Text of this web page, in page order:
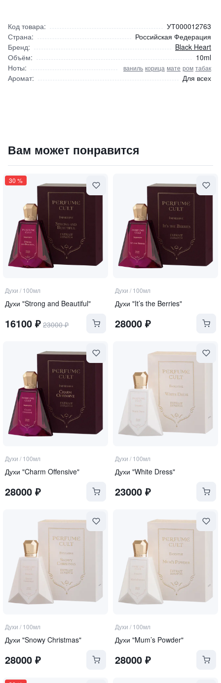
Код товара:
УТ000012763
Страна:
Российская Федерация
Бренд:
Black Heart
Объём:
10ml
Ноты:
ваниль корица мате ром табак
Аромат: Для всех
2400₽9 840 ₽
Вам может понравится
30 %
Духи / 100мл
Духи "Strong and Beautiful"
16100 ₽ 23000₽
Духи / 100мл
Духи "It’s the Berries"
28000₽
Духи / 100мл
Духи "Charm Offensive"
28000 ₽
Духи / 100мл
Духи "White Dress"
23000₽
Духи / 100мл
Духи "Snowy Christmas"
28000 ₽
Духи / 100мл
Духи "Mum’s Powder"
28000₽